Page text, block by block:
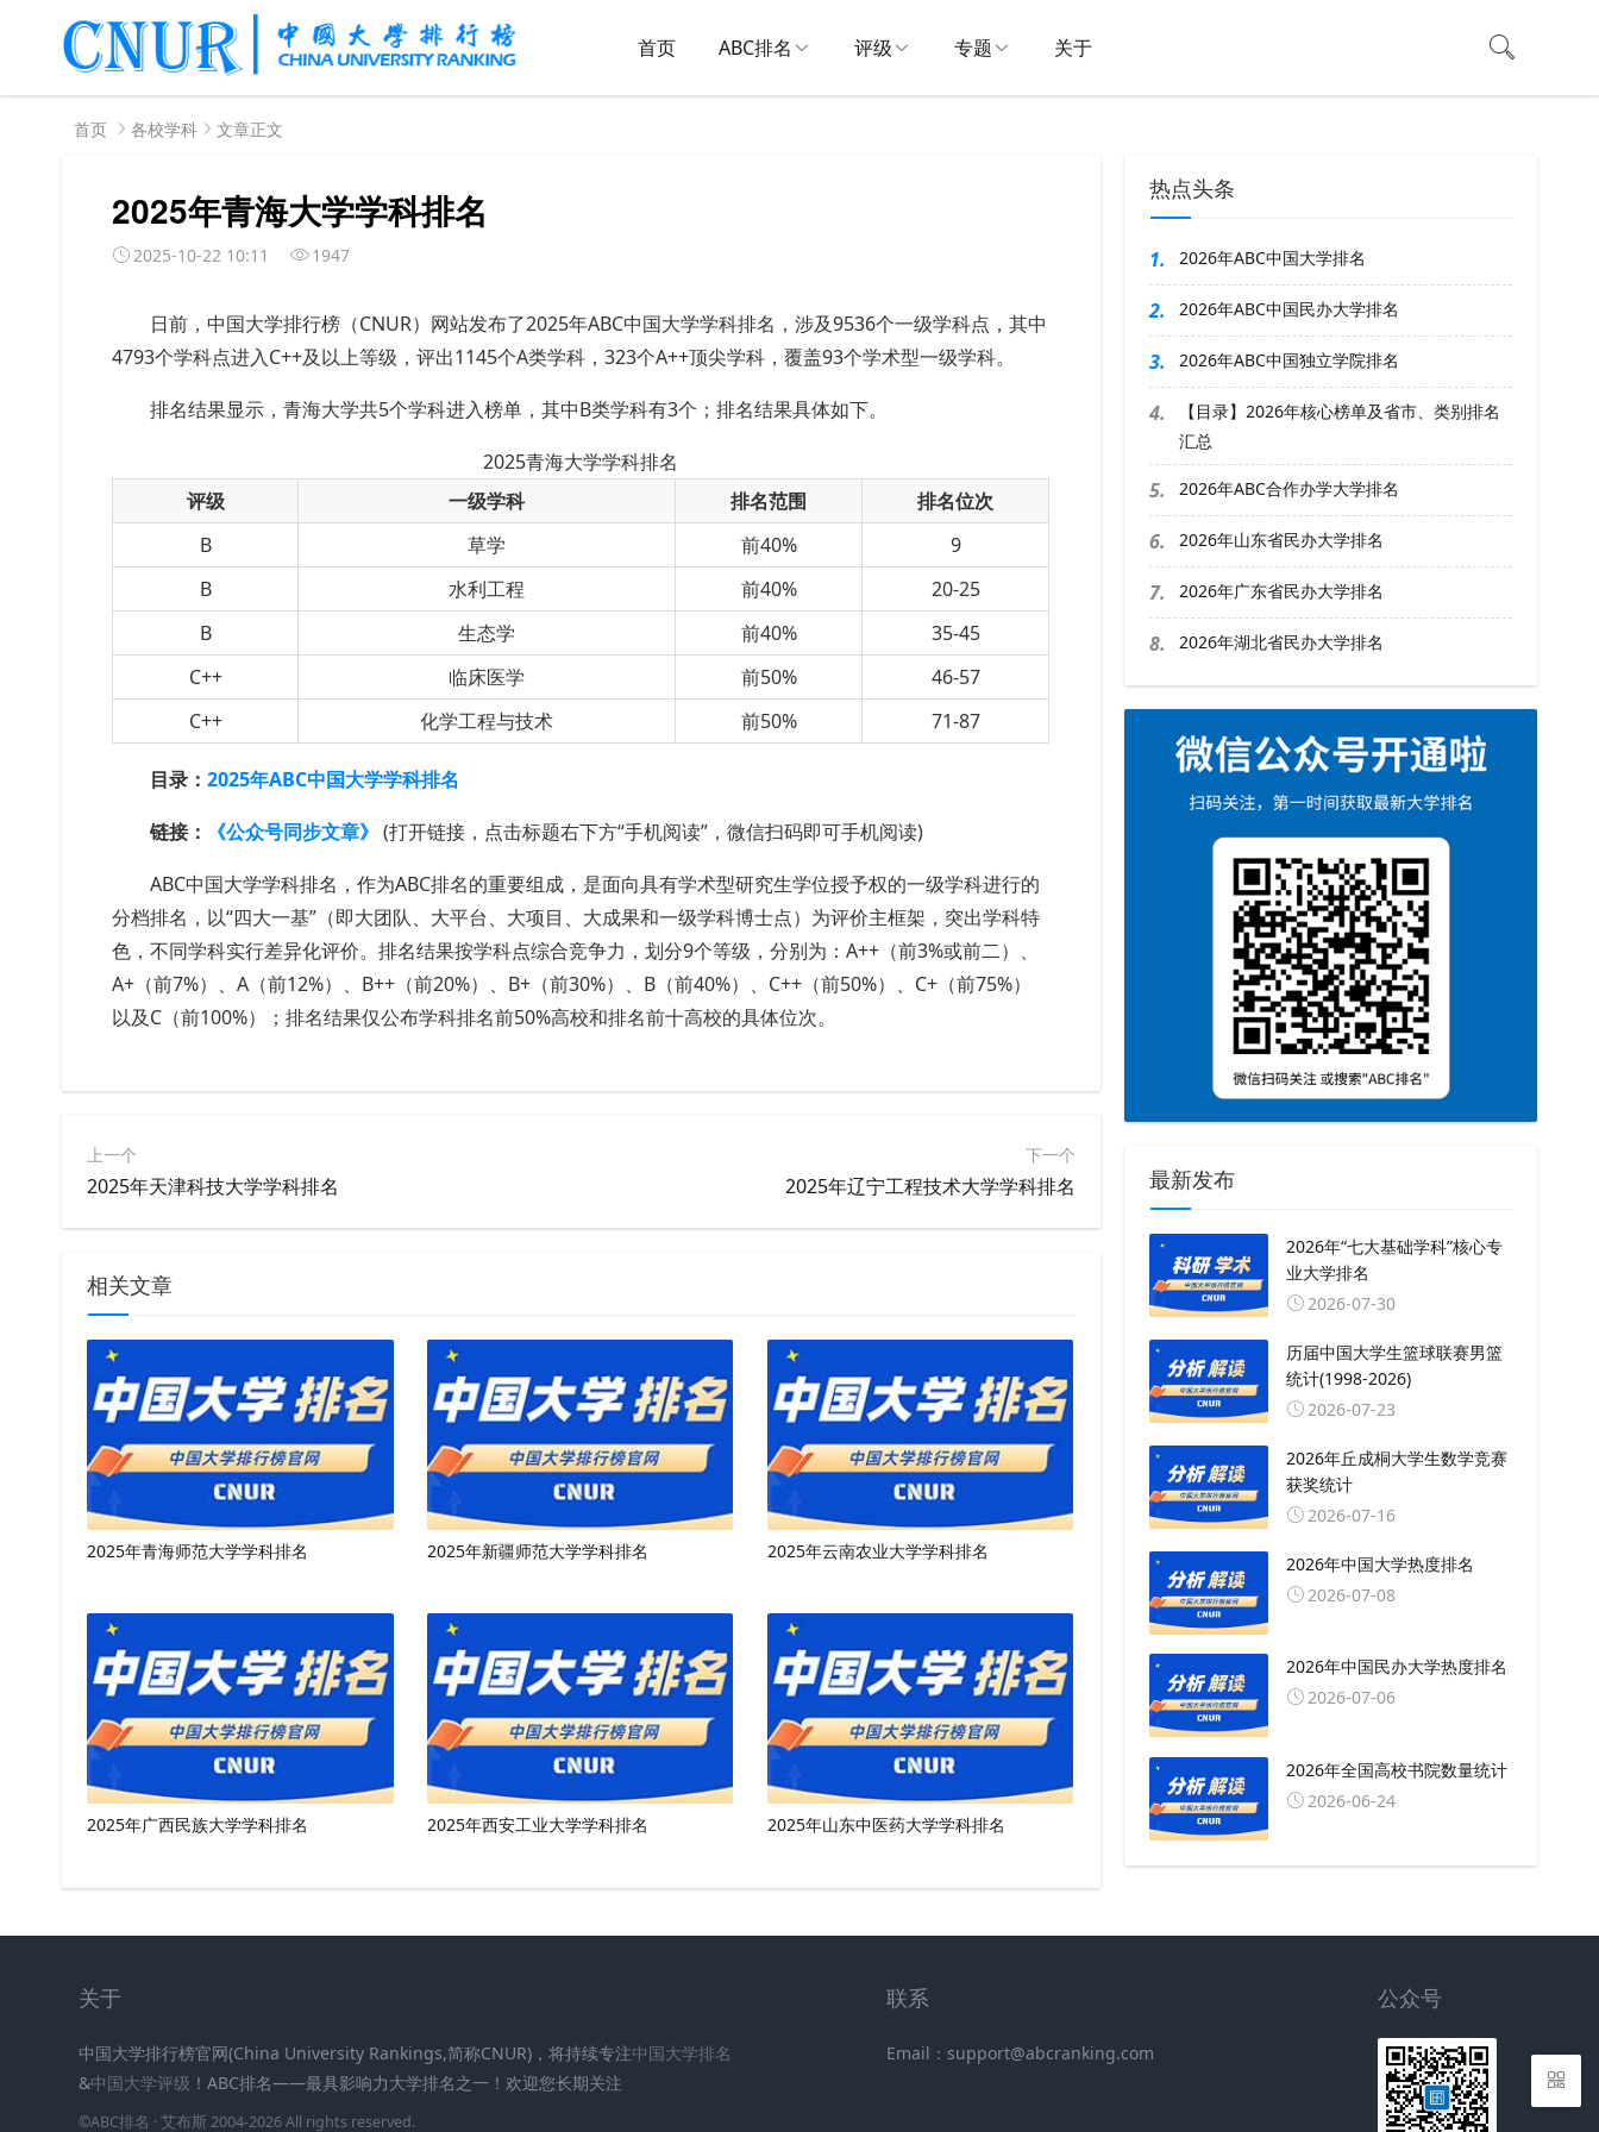
首页 ABC排名 评级 专题 关于
首页 各校学科 文章正文
2025年青海大学学科排名
2025-10-22 10:11 1947
日前，中国大学排行榜（CNUR）网站发布了2025年ABC中国大学学科排名，涉及9536个一级学科点，其中
4793个学科点进入C++及以上等级，评出1145个A类学科，323个A++顶尖学科，覆盖93个学术型一级学科。
排名结果显示，青海大学共5个学科进入榜单，其中B类学科有3个；排名结果具体如下。
2025青海大学学科排名
评级
一级学科 排名范围
排名位次
B
草学 前40%
9
B
水利工程 前40%
20-25
B
生态学 前40%
35-45
C++
临床医学 前50%
46-57
C++
化学工程与技术 前50% 71-87
目录： 2025年ABC中国大学学科排名
链接：
《公众号同步文章》 (打开链接，点击标题右下方“手机阅读”，微信扫码即可手机阅读)
ABC中国大学学科排名，作为ABC排名的重要组成，是面向具有学术型研究生学位授予权的一级学科进行的
分档排名，以“四大一基”（即大团队、大平台、大项目、大成果和一级学科博士点）为评价主框架，突出学科特
色，不同学科实行差异化评价。排名结果按学科点综合竞争力，划分9个等级，分别为：A++（前3%或前二）、
A+（前7%）、A（前12%）、B++（前20%）、B+（前30%）、B（前40%）、C++（前50%）、C+（前75%）
以及C（前100%）；排名结果仅公布学科排名前50%高校和排名前十高校的具体位次。
上一个
2025年天津科技大学学科排名
下一个
2025年辽宁工程技术大学学科排名
相关文章
2025年青海师范大学学科排名 2025年新疆师范大学学科排名 2025年云南农业大学学科排名
2025年广西民族大学学科排名 2025年西安工业大学学科排名 2025年山东中医药大学学科排名
热点头条
1. 2026年ABC中国大学排名
2. 2026年ABC中国民办大学排名
3. 2026年ABC中国独立学院排名
4.
【目录】2026年核心榜单及省市、类别排名
汇总
5. 2026年ABC合作办学大学排名
6. 2026年山东省民办大学排名
7. 2026年广东省民办大学排名
8. 2026年湖北省民办大学排名
最新发布
2026年“七大基础学科”核心专
业大学排名
2026-07-30
历届中国大学生篮球联赛男篮
统计(1998-2026)
2026-07-23
2026年丘成桐大学生数学竞赛
获奖统计
2026-07-16
2026年中国大学热度排名
2026-07-08
2026年中国民办大学热度排名
2026-07-06
2026年全国高校书院数量统计
2026-06-24
关于
中国大学排行榜官网(China University Rankings,简称CNUR)，将持续专注中国大学排名
&中国大学评级 ！ABC排名——最具影响力大学排名之一！欢迎您长期关注
©ABC排名 · 艾布斯 2004-2026 All rights reserved.
联系
Email：support@abcranking.com
公众号